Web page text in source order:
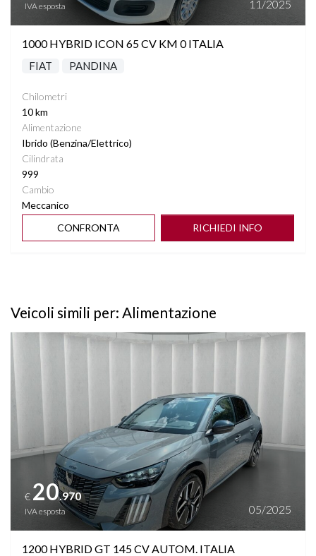
IVA esposta 11/2025
1000 HYBRID ICON 65 CV KM 0 ITALIA
FIAT PANDINA
Chilometri
10 km
Alimentazione
Ibrido (Benzina/Elettrico)
Cilindrata
999
Cambio
Meccanico
CONFRONTA
RICHIEDI INFO
Veicoli simili per: Alimentazione
Vedi dettagli
€ 20.970
IVA esposta 05/2025
1200 HYBRID GT 145 CV AUTOM. ITALIA